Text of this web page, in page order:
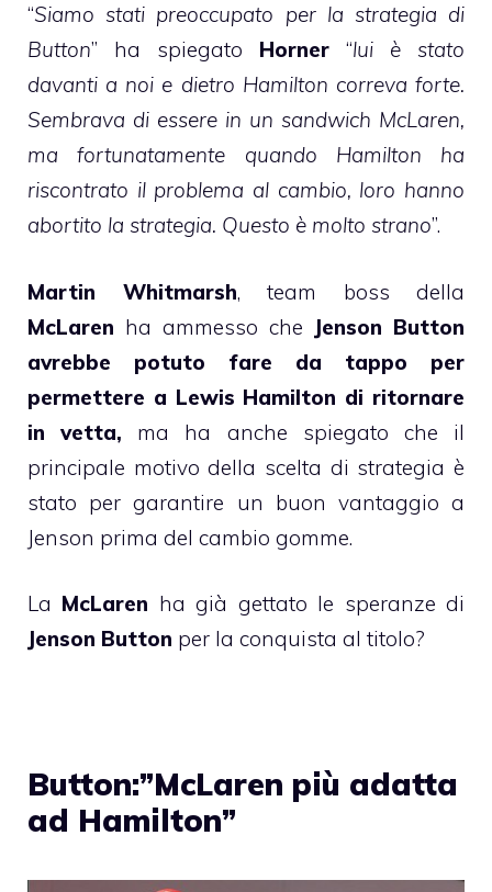
“Siamo stati preoccupato per la strategia di
Button” ha spiegato Horner “lui è stato
davanti a noi e dietro Hamilton correva forte.
Sembrava di essere in un sandwich McLaren,
ma fortunatamente quando Hamilton ha
riscontrato il problema al cambio, loro hanno
abortito la strategia. Questo è molto strano”.
Martin Whitmarsh, team boss della
McLaren ha ammesso che Jenson Button
avrebbe potuto fare da tappo per
permettere a Lewis Hamilton di ritornare
in vetta, ma ha anche spiegato che il
principale motivo della scelta di strategia è
stato per garantire un buon vantaggio a
Jenson prima del cambio gomme.
La McLaren ha già gettato le speranze di
Jenson Button per la conquista al titolo?
Button:”McLaren più adatta
ad Hamilton”